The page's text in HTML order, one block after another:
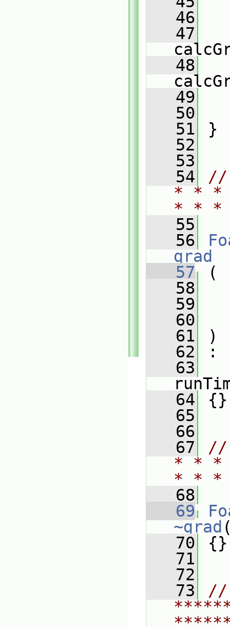
   46
   47
   48
   49
   50
   51
}
   52
   53
   54
//
* * *
* *
   55
   56
grad
   57
(
   58
   59
   60
   61
)
   62
:
   63
   64
{}
   65
   66
   67
//
* * *
* *
   68
   69
~grad
   70
{}
   71
   72
   73
//